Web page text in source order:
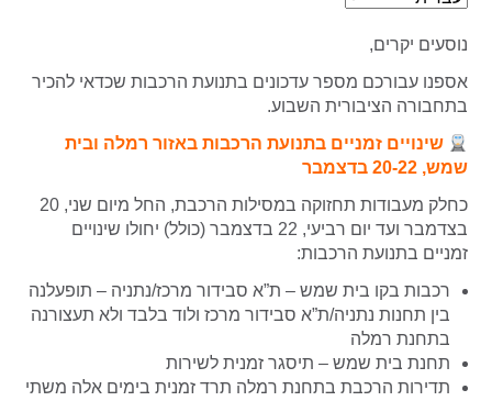
נוסעים יקרים,
אספנו עבורכם מספר עדכונים בתנועת הרכבות שכדאי להכיר
בתחבורה הציבורית השבוע.
שינויים זמניים בתנועת הרכבות באזור רמלה ובית
שמש, 20-22 בדצמבר
כחלק מעבודות תחזוקה במסילות הרכבת, החל מיום שני, 20
בצדמבר ועד יום רביעי, 22 בדצמבר (כולל) יחולו שינויים
זמניים בתנועת הרכבות:
רכבות בקו בית שמש – ת”א סבידור מרכז/נתניה – תופעלנה
בין תחנות נתניה/ת”א סבידור מרכז ולוד בלבד ולא תעצורנה
בתחנת רמלה
תחנת בית שמש – תיסגר זמנית לשירות
תדירות הרכבת בתחנת רמלה תרד זמנית בימים אלה משתי